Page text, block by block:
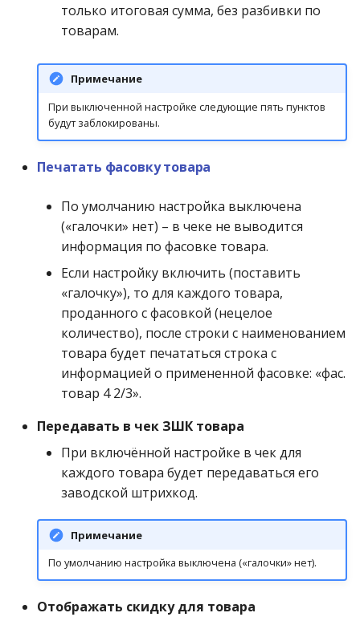
только итоговая сумма, без разбивки по
товарам.
Примечание
При выключенной настройке следующие пять пунктов
будут заблокированы.
Печатать фасовку товара
По умолчанию настройка выключена
(«галочки» нет) – в чеке не выводится
информация по фасовке товара.
Если настройку включить (поставить
«галочку»), то для каждого товара,
проданного с фасовкой (нецелое
количество), после строки с наименованием
товара будет печататься строка с
информацией о примененной фасовке: «фас.
товар 4 2/3».
Передавать в чек ЗШК товара
При включённой настройке в чек для
каждого товара будет передаваться его
заводской штрихкод.
Примечание
По умолчанию настройка выключена («галочки» нет).
Отображать скидку для товара